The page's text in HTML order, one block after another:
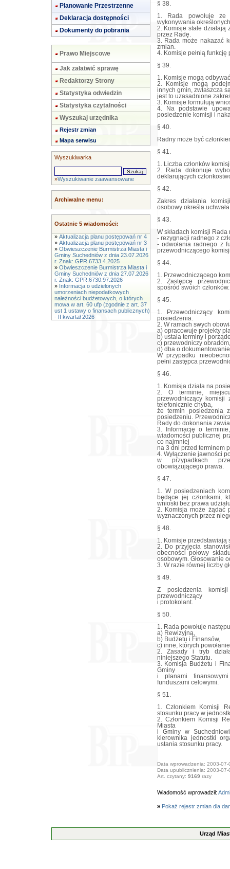
Planowanie Przestrzenne
Deklaracja dostępności
Dokumenty do pobrania
Prawo Miejscowe
Jak załatwić sprawę
Redaktorzy Strony
Statystyka odwiedzin
Statystyka czytalności
Wyszukaj urzędnika
Rejestr zmian
Mapa serwisu
Wyszukiwarka
»Wyszukiwanie zaawansowane
Archiwalne menu:
Ostatnie 5 wiadomości:
» Aktualizacja planu postępowań nr 4
» Aktualizacja planu postępowań nr 3
» Obwieszczenie Burmistrza Miasta i
Gminy Suchedniów z dnia 23.07.2026
r. Znak: GPR.6733.4.2025
» Obwieszczenie Burmistrza Miasta i
Gminy Suchedniów z dnia 27.07.2026
r. Znak: GPR.6730.97.2026
» Informacja o udzielonych
umorzeniach niepodatkowych
należności budżetowych, o których
mowa w art. 60 ufp (zgodnie z art. 37
ust 1 ustawy o finansach publicznych)
- II kwartał 2026
§ 38.
1. Rada powołuje
wykonywania
2. Komisje stałe
przez Radę.
3. Rada może nakazać
zmian.
4. Komisje pełnią
§ 39.
1. Komisje mogą
2. Komisje mogą
innych gmin, zwłaszcza
jest to uzasadnione
3. Komisje formułują
4. Na podstawie
posiedzenie komisji i
§ 40.
Radny może być
§ 41.
1. Liczba członków
2. Rada dokonuje
deklarujących
§ 42.
Zakres działania
osobowy określa
§ 43.
W składach komisji
- rezygnacji radnego z
- odwołania radnego z
przewodniczącego
§ 44.
1. Przewodniczącego
2. Zastępcę
spośród swoich członków.
§ 45.
1. Przewodniczący
posiedzenia.
2. W ramach swych
a) opracowuje projekty
b) ustala terminy i
c) przewodniczy obradom,
d) dba o
W przypadku
pełni zastępca
§ 46.
1. Komisja działa na
2. O terminie,
przewodniczący komisji
telefonicznie chyba,
że termin posiedzenia
posiedzeniu.
Rady do dokonania
3. Informację o
wiadomości publicznej
co najmniej
na 3 dni przed terminem
4. Wyłączenie jawności
w przypadkach
obowiązującego prawa.
§ 47.
1. W posiedzeniach
będące jej członkami,
wnioski bez prawa
2. Komisja może żądać
wyznaczonych przez
§ 48.
1. Komisje przedstawiają
2. Do przyjęcia
obecności połowy
osobowym. Głosowanie
3. W razie równej liczby
§ 49.
Z posiedzenia
przewodniczący
i protokolant.
§ 50.
1. Rada powołuje
a) Rewizyjną,
b) Budżetu i Finansów,
c) inne, których
2. Zasady i tryb
niniejszego Statutu.
3. Komisja Budżetu i
Gminy
i planami
funduszami celowymi.
§ 51.
1. Członkiem Komisji
stosunku pracy w
2. Członkiem Komisji
Miasta
i Gminy w
kierownika jednostki
ustania stosunku pracy.
Data wprowadzenia: 2003-07-
Data upublicznienia: 2003-07-
Art. czytany: 9169 razy
Wiadomość wprowadził:
» Pokaż rejestr zmian dla
Urząd